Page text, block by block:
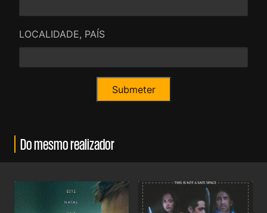
LOCALIDADE, PAÍS
Do mesmo realizador